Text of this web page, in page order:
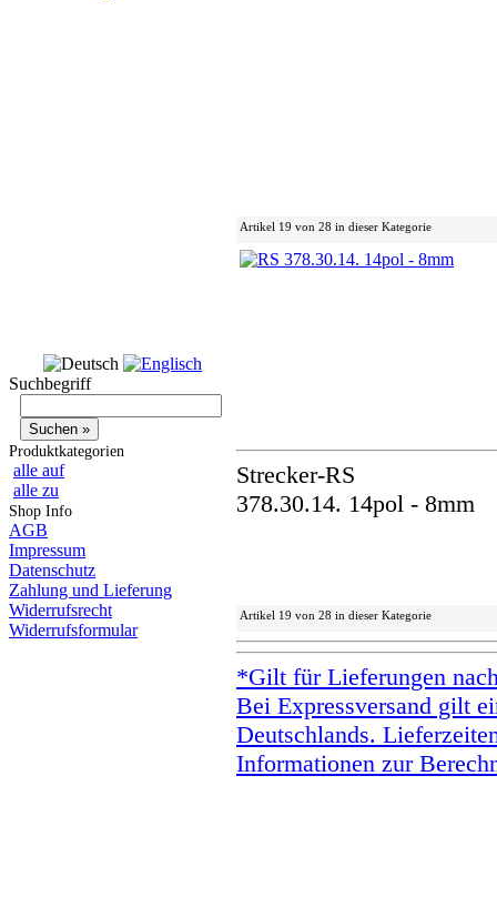
Suchbegriff
Produktkategorien
alle auf
alle zu
Shop Info
AGB
Impressum
Datenschutz
Zahlung und Lieferung
Widerrufsrecht
Widerrufsformular
Artikel 19 von 28 in dieser Kategorie
Strecker-RS
378.30.14. 14pol - 8mm
Artikel 19 von 28 in dieser Kategorie
*Gilt für Lieferungen
Bei Expressversand gilt
Deutschlands.
Informationen zur